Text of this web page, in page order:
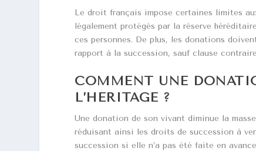
Le droit français impose certaines limites
légalement protégés par la réserve
ces personnes. De plus, les donations
rapport à la succession, sauf clause
COMMENT UNE
L’HÉRITAGE ?
Une donation de son vivant diminue la
réduisant ainsi les droits de succession à
succession si elle n’a pas été faite en